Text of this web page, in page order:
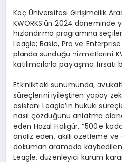
Koç Üniversitesi Girişimcilik
KWORKS’ün 2024 döneminde
hızlandırma programına
Leagle; Basic, Pro ve
planda sunduğu hizmetlerini
katılımcılarla paylaşma fırsatı
Etkinlikteki sunumunda,
süreçlerini iyileştiren yapay
asistanı Leagle’ın hukuki
nasıl çözdüğünü anlatma
eden Hazal Halıgür, “500’e
analiz eden, akıllı özetleme
doküman aramakla
Leagle, düzenleyici kurum